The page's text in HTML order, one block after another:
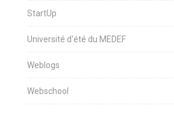
StartUp
Université d'été du MEDEF
Weblogs
Webschool